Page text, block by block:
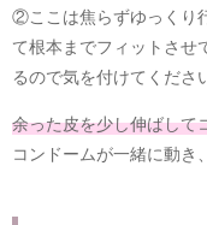
②ここは焦らずゆっくり
て根本までフィットさせ
るので気を付けてくださ
余った皮を少し伸ばして
コンドームが一緒に動き